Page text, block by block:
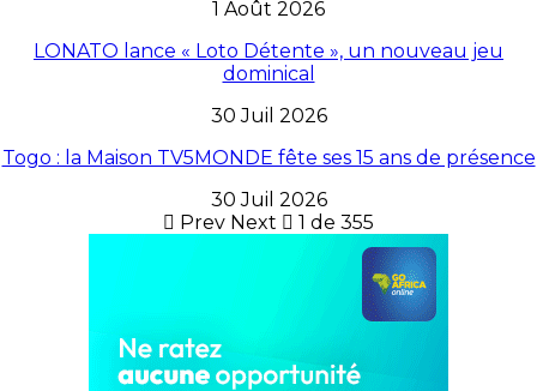
1 Août 2026
LONATO lance « Loto Détente », un nouveau jeu
dominical
30 Juil 2026
Togo : la Maison TV5MONDE fête ses 15 ans de présence
30 Juil 2026
Prev Next 1 de 355